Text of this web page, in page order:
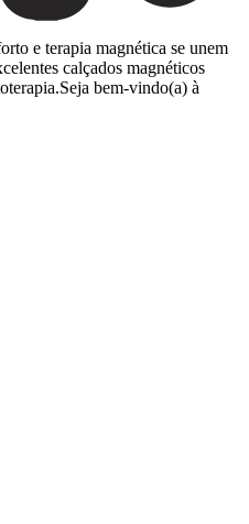
e terapia magnética se unem
calçados magnéticos
bem-vindo(a) à